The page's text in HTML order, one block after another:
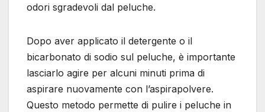
odori sgradevoli dal peluche.
Dopo aver applicato il detergente o il
bicarbonato di sodio sul peluche, è importante
lasciarlo agire per alcuni minuti prima di
aspirare nuovamente con l’aspirapolvere.
Questo metodo permette di pulire i peluche in